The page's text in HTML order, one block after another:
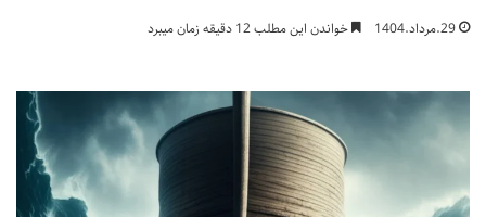
29.مرداد.1404 خواندن این مطلب 12 دقیقه زمان میبرد